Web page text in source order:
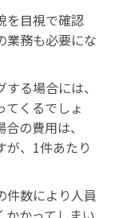
を目視で確認
業務も必要にな
る場合には、
てくるでしょ
の費用は、
が、1件あたり
件数により人員